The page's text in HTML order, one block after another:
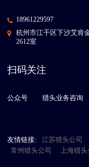
18961229597
杭州市江干区下沙艾肯
2612室
扫码关注
公众号 猎头业务咨询
友情链接: 江苏猎头公司
常州猎头公司
上海猎头